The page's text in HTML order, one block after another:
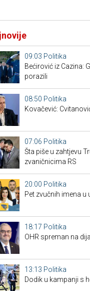
09:03 Politika
Bećirović iz Cazina:
porazili
08:50 Politika
Kovačević:
07:06 Politika
Šta piše u zahtjevu
zvaničnicima RS
20:00 Politika
Pet zvučnih imena u
18:17 Politika
OHR spreman na
13:13 Politika
Dodik u kampanji s